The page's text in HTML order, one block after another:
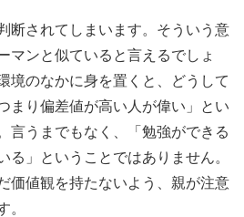
断されてしまいます。そういう意
マンと似ていると言えるでしょ
境のなかに身を置くと、どうして
まり偏差値が高い人が偉い」とい
言うまでもなく、「勉強ができる
る」ということではありません。
価値観を持たないよう、親が注意
。